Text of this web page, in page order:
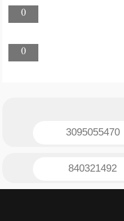
0
0
3095055470
840321492